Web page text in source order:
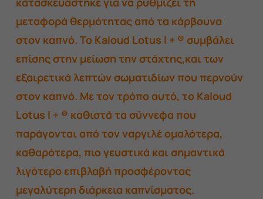
μεταφορά θερμότητας από τα κάρβουνα
στον καπνό. Το Kaloud Lotus I + ® συμβάλει
επίσης στην μείωση την στάχτης,και των
εξαιρετικά λεπτών σωματιδίων που περνούν
στον καπνό. Με τον τρόπο αυτό, το Kaloud
Lotus I + ® καθιστά τα σύννεφα που
παράγονται από τον ναργιλέ ομαλότερα,
καθαρότερα, πιο γευστικά και σημαντικά
λιγότερο επιβλαβή προσφέροντας
μεγαλύτερη διάρκεια καπνίσματος.